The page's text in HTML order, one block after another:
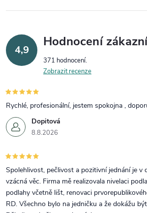
4,9
Hodnocení
371 hodnocení
Zobrazit recenze
Dopitová
8.8.2026
Rychlé, profesionální, jestem spokojna ,
Spolehlivost, pečlivost a pozitivní jednání je v
vzácná věc. Firma mě realizovala nivelaci
podlahy včetně lišt, renovaci
RD. Všechno bylo na jedničku a že dokážu